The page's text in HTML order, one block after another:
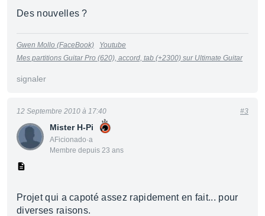
Des nouvelles ?
Gwen Mollo (FaceBook)
Youtube
Mes partitions Guitar Pro (620), accord, tab (+2300) sur Ultimate Guitar
signaler
Mister H-Pi
AFicionado·a
Membre depuis 23 ans
12 Septembre 2010 à 17:40 #3
Projet qui a capoté assez rapidement en fait... pour
diverses raisons.